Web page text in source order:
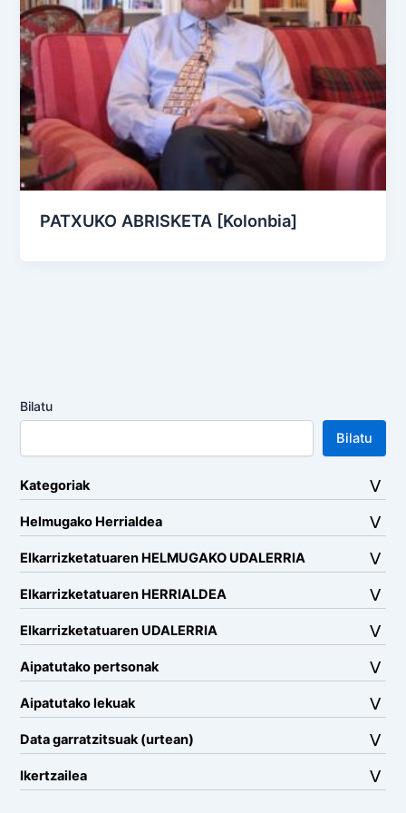
PATXUKO ABRISKETA [Kolonbia]
Bilatu
Bilatu
Kategoriak
Helmugako Herrialdea
Elkarrizketatuaren HELMUGAKO UDALERRIA
Elkarrizketatuaren HERRIALDEA
Elkarrizketatuaren UDALERRIA
Aipatutako pertsonak
Aipatutako lekuak
Data garratzitsuak (urtean)
Ikertzailea